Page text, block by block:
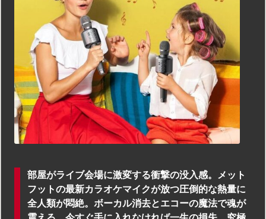
部屋がライブ会場に激変する衝撃の没入感。メット
フットの最新カラオケマイクが放つ圧倒的な熱量に
全人類が悶絶。ボーカル消去とエコーの魔法で魂が